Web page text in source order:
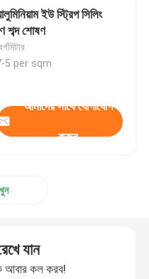
ইউ স্ট্রিপ সিলিং
শোষণ
5 per sqm
আমাদের সাথে যোগাযোগ
করুন
যান
আবার কল করব!